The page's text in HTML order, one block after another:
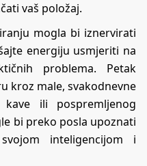
vaš položaj.
mogla bi iznervirati
energiju usmjeriti na
problema. Petak
kroz male, svakodnevne
ili pospremljenog
bi preko posla upoznati
inteligencijom i